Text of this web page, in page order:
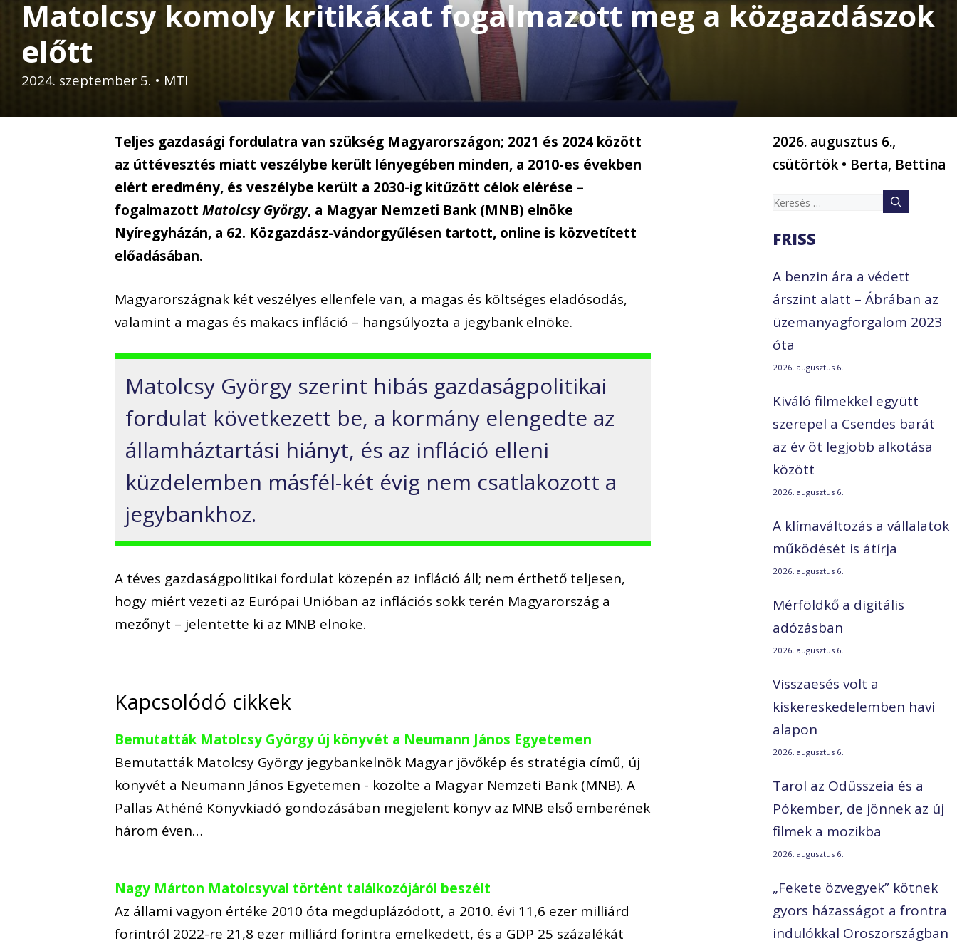
Matolcsy komoly kritikákat fogalmazott meg a közgazdászok
előtt
2024. szeptember 5. • MTI
Teljes gazdasági fordulatra van szükség Magyarországon; 2021 és 2024 között
az úttévesztés miatt veszélybe került lényegében minden, a 2010-es években
elért eredmény, és veszélybe került a 2030-ig kitűzött célok elérése –
fogalmazottMatolcsy György, a Magyar Nemzeti Bank (MNB) elnöke
Nyíregyházán, a 62. Közgazdász-vándorgyűlésen tartott, online is közvetített
előadásában.
Magyarországnak két veszélyes ellenfele van, a magas és költséges eladósodás,
valamint a magas és makacs infláció – hangsúlyozta a jegybank elnöke.
Matolcsy György szerint hibás gazdaságpolitikai
fordulat következett be, a kormány elengedte az
államháztartási hiányt, és az infláció elleni
küzdelemben másfél-két évig nem csatlakozott a
jegybankhoz.
A téves gazdaságpolitikai fordulat közepén az infláció áll; nem érthető teljesen,
hogy miért vezeti az Európai Unióban az inflációs sokk terén Magyarország a
mezőnyt – jelentette ki az MNB elnöke.
Kapcsolódó cikkek
Bemutatták Matolcsy György új könyvét a Neumann János Egyetemen
Bemutatták Matolcsy György jegybankelnök Magyar jövőkép és stratégia című, új
könyvét a Neumann János Egyetemen - közölte a Magyar Nemzeti Bank (MNB). A
Pallas Athéné Könyvkiadó gondozásában megjelent könyv az MNB első emberének
három éven…
Nagy Márton Matolcsyval történt találkozójáról beszélt
Az állami vagyon értéke 2010 óta megduplázódott, a 2010. évi 11,6 ezer milliárd
forintról 2022-re 21,8 ezer milliárd forintra emelkedett, és a GDP 25 százalékát
2026. augusztus 6.,
csütörtök • Berta, Bettina
Keresés:
FRISS
A benzin ára a védett
árszint alatt – Ábrában az
üzemanyagforgalom 2023
óta
2026. augusztus 6.
Kiváló filmekkel együtt
szerepel a Csendes barát
az év öt legjobb alkotása
között
2026. augusztus 6.
A klímaváltozás a vállalatok
működését is átírja
2026. augusztus 6.
Mérföldkő a digitális
adózásban
2026. augusztus 6.
Visszaesés volt a
kiskereskedelemben havi
alapon
2026. augusztus 6.
Tarol az Odüsszeia és a
Pókember, de jönnek az új
filmek a mozikba
2026. augusztus 6.
„Fekete özvegyek” kötnek
gyors házasságot a frontra
indulókkal Oroszországban